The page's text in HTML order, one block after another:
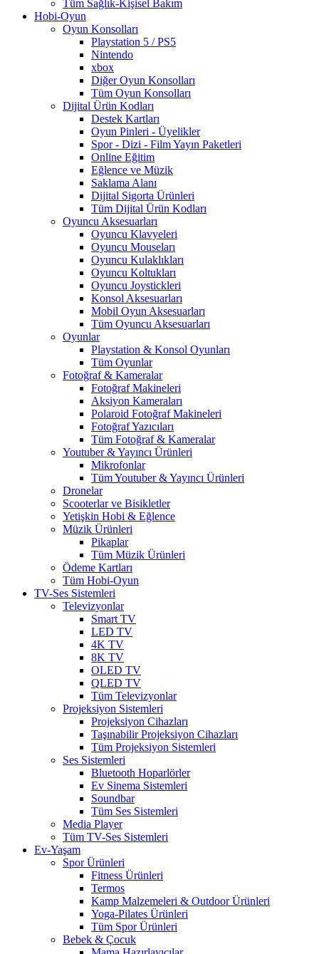
Tüm Sağlık-Kişisel Bakım
Hobi-Oyun
Oyun Konsolları
Playstation 5 / PS5
Nintendo
xbox
Diğer Oyun Konsolları
Tüm Oyun Konsolları
Dijital Ürün Kodları
Destek Kartları
Oyun Pinleri - Üyelikler
Spor - Dizi - Film Yayın Paketleri
Online Eğitim
Eğlence ve Müzik
Saklama Alanı
Dijital Sigorta Ürünleri
Tüm Dijital Ürün Kodları
Oyuncu Aksesuarları
Oyuncu Klavyeleri
Oyuncu Mouseları
Oyuncu Kulaklıkları
Oyuncu Koltukları
Oyuncu Joystickleri
Konsol Aksesuarları
Mobil Oyun Aksesuarları
Tüm Oyuncu Aksesuarları
Oyunlar
Playstation & Konsol Oyunları
Tüm Oyunlar
Fotoğraf & Kameralar
Fotoğraf Makineleri
Aksiyon Kameraları
Polaroid Fotoğraf Makineleri
Fotoğraf Yazıcıları
Tüm Fotoğraf & Kameralar
Youtuber & Yayıncı Ürünleri
Mikrofonlar
Tüm Youtuber & Yayıncı Ürünleri
Dronelar
Scooterlar ve Bisikletler
Yetişkin Hobi & Eğlence
Müzik Ürünleri
Pikaplar
Tüm Müzik Ürünleri
Ödeme Kartları
Tüm Hobi-Oyun
TV-Ses Sistemleri
Televizyonlar
Smart TV
LED TV
4K TV
8K TV
OLED TV
QLED TV
Tüm Televizyonlar
Projeksiyon Sistemleri
Projeksiyon Cihazları
Taşınabilir Projeksiyon Cihazları
Tüm Projeksiyon Sistemleri
Ses Sistemleri
Bluetooth Hoparlörler
Ev Sinema Sistemleri
Soundbar
Tüm Ses Sistemleri
Media Player
Tüm TV-Ses Sistemleri
Ev-Yaşam
Spor Ürünleri
Fitness Ürünleri
Termos
Kamp Malzemeleri & Outdoor Ürünleri
Yoga-Pilates Ürünleri
Tüm Spor Ürünleri
Bebek & Çocuk